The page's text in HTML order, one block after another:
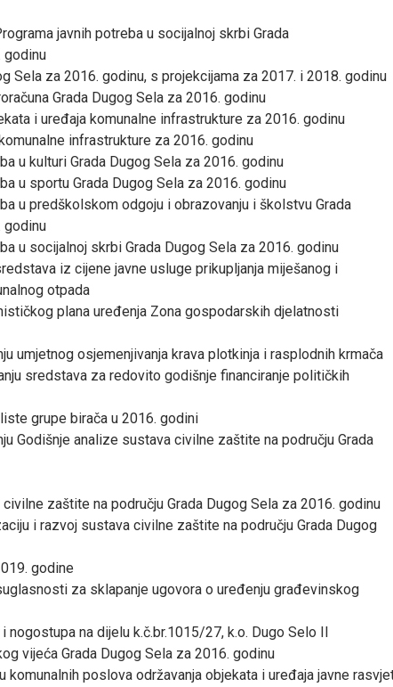
javnih potreba u socijalnoj skrbi Grada
godinu
Sela za 2016. godinu, s projekcijama za 2017. i 2018. godinu
Grada Dugog Sela za 2016. godinu
i uređaja komunalne infrastrukture za 2016. godinu
infrastrukture za 2016. godinu
u kulturi Grada Dugog Sela za 2016. godinu
u sportu Grada Dugog Sela za 2016. godinu
u predškolskom odgoju i obrazovanju i školstvu Grada
godinu
u socijalnoj skrbi Grada Dugog Sela za 2016. godinu
iz cijene javne usluge prikupljanja miješanog i
otpada
plana uređenja Zona gospodarskih djelatnosti
umjetnog osjemenjivanja krava plotkinja i rasplodnih krmača
sredstava za redovito godišnje financiranje političkih
grupe birača u 2016. godini
Godišnje analize sustava civilne zaštite na području Grada
zaštite na području Grada Dugog Sela za 2016. godinu
i razvoj sustava civilne zaštite na području Grada Dugog
godine
za sklapanje ugovora o uređenju građevinskog
nogostupa na dijelu k.č.br.1015/27, k.o. Dugo Selo II
vijeća Grada Dugog Sela za 2016. godinu
komunalnih poslova održavanja objekata i uređaja javne